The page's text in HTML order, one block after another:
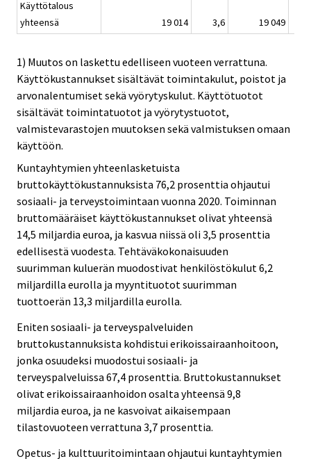
Käyttötalous
yhteensä
19 014 3,6 19 049
1) Muutos on laskettu edelliseen vuoteen verrattuna.
Käyttökustannukset sisältävät toimintakulut, poistot ja
arvonalentumiset sekä vyörytyskulut. Käyttötuotot
sisältävät toimintatuotot ja vyörytystuotot,
valmistevarastojen muutoksen sekä valmistuksen omaan
käyttöön.
Kuntayhtymien yhteenlasketuista
bruttokäyttökustannuksista 76,2 prosenttia ohjautui
sosiaali- ja terveystoimintaan vuonna 2020. Toiminnan
bruttomääräiset käyttökustannukset olivat yhteensä
14,5 miljardia euroa, ja kasvua niissä oli 3,5 prosenttia
edellisestä vuodesta. Tehtäväkokonaisuuden
suurimman kuluerän muodostivat henkilöstökulut 6,2
miljardilla eurolla ja myyntituotot suurimman
tuottoerän 13,3 miljardilla eurolla.
Eniten sosiaali- ja terveyspalveluiden
bruttokustannuksista kohdistui erikoissairaanhoitoon,
jonka osuudeksi muodostui sosiaali- ja
terveyspalveluissa 67,4 prosenttia. Bruttokustannukset
olivat erikoissairaanhoidon osalta yhteensä 9,8
miljardia euroa, ja ne kasvoivat aikaisempaan
tilastovuoteen verrattuna 3,7 prosenttia.
Opetus- ja kulttuuritoimintaan ohjautui kuntayhtymien